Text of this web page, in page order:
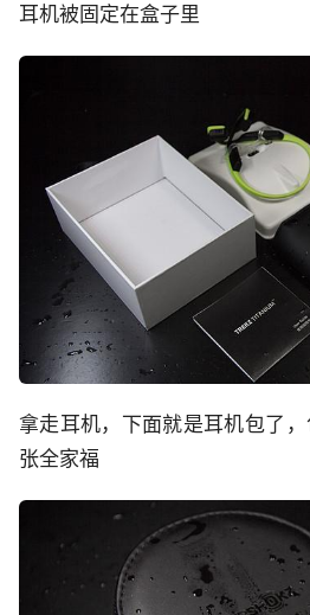
耳机被固定在盒子里
拿走耳机，下面就是耳机包了
张全家福